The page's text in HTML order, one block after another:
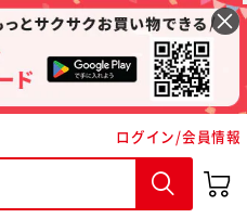
ログイン/会員情報